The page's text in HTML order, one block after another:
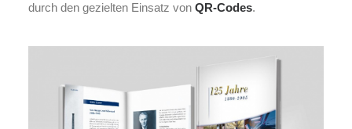
durch den gezielten Einsatz von QR-Codes.